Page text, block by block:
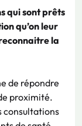
qui sont prêts
qu’on leur
la
de répondre
proximité.
consultations